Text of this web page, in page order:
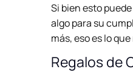
Si bien esto
algo para su
más, eso es lo
Regalos de